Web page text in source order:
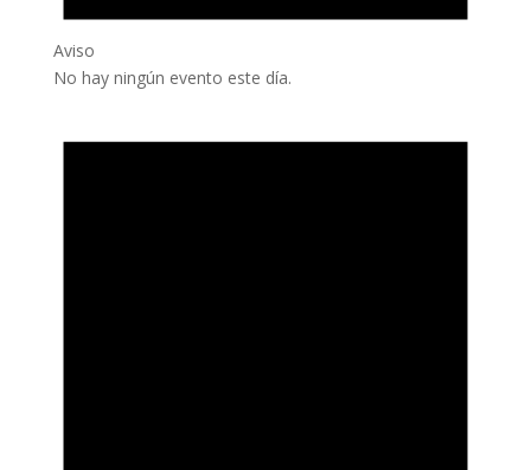
Aviso
No hay ningún evento este día.